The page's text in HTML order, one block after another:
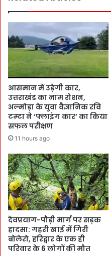
आसमान में उड़ेगी कार,
उत्तराखंड का नाम रोशन,
अल्मोड़ा के युवा वैज्ञानिक रवि
टम्टा ने ‘फ्लाइंग कार’ का किया
सफल परीक्षण
11 hours ago
देवप्रयाग-पौड़ी मार्ग पर सड़क
हादसा: गहरी खाई में गिरी
बोलेरो, हरिद्वार के एक ही
परिवार के 6 लोगों की मौत